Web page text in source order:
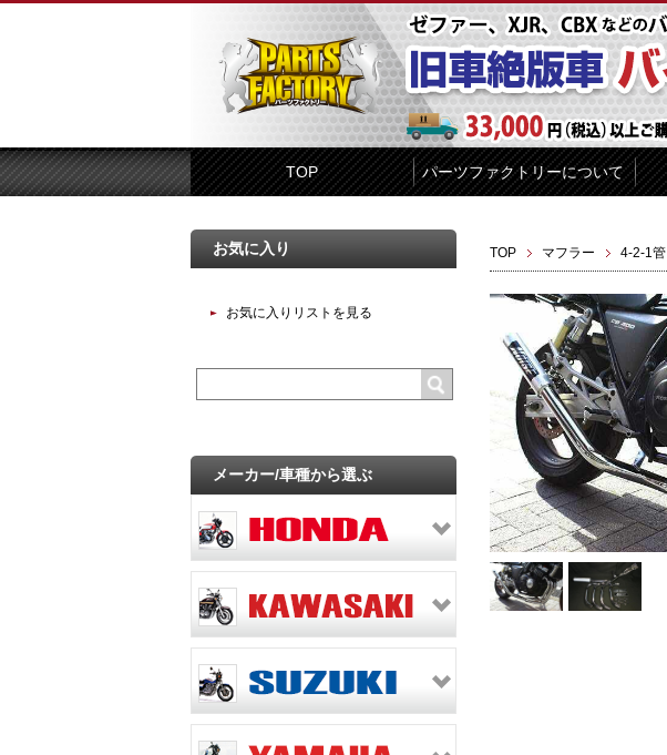
TOP パーツファクトリーについて
TOP マフラー 4-2-1管
お気に入り
お気に入りリストを見る
メーカー/車種から選ぶ